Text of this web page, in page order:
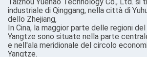
industriale di Qinggang, nella città di
dello Zhejiang,
In Cina, la maggior parte delle regioni
Yangtze sono situate nella parte
e nell'ala meridionale del circolo
Yangtze.